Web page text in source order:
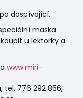
dospívající.
maska
u lektorky a
www.miri-
tel. 776 292 856,